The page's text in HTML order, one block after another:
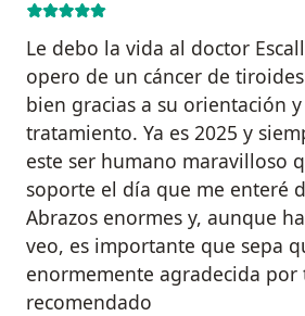
Le debo la vida al doctor
opero de un cáncer de
bien gracias a su orientación
tratamiento. Ya es 2025 y
este ser humano maravilloso
soporte el día que me enteré
Abrazos enormes y, aunque
veo, es importante que sepa
enormemente agradecida por
recomendado